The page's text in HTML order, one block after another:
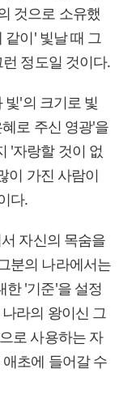
것으로 소유했
같이' 빛날 때 그
정도일 것이다.
빛'의 크기로 빛
로 주신 영광'을
'자랑할 것이 없
이 가진 사람이
다.
자신의 목숨을
분의 나라에서는
한 '기준'을 설정
라의 왕이신 그
로 사용하는 자
초에 들어갈 수